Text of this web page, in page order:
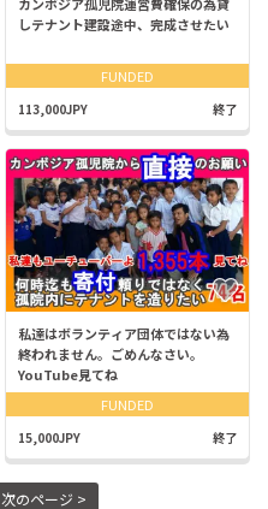
しテナント建設途中、完成させたい
FUNDED
113,000JPY 終了
私達はボランティア団体ではない為
終われません。ごめんなさい。
YouTube見てね
FUNDED
15,000JPY 終了
次のページ >